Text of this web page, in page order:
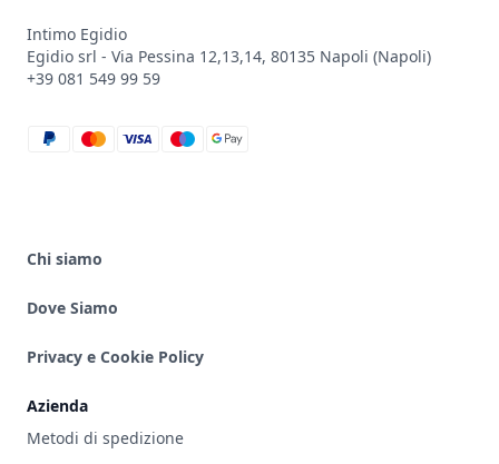
Intimo Egidio
Egidio srl - Via Pessina 12,13,14, 80135 Napoli (Napoli)
+39 081 549 99 59
paypal
mastercard
visa
maestro
google_pay
Chi siamo
Dove Siamo
Privacy e Cookie Policy
Azienda
Metodi di spedizione